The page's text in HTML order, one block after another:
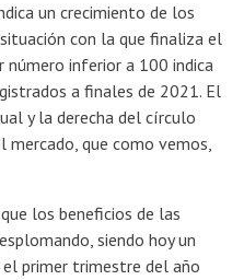
un crecimiento de los
con la que finaliza el
inferior a 100 indica
a finales de 2021. El
y la derecha del círculo
que como vemos,
los beneficios de las
siendo hoy un
primer trimestre del año